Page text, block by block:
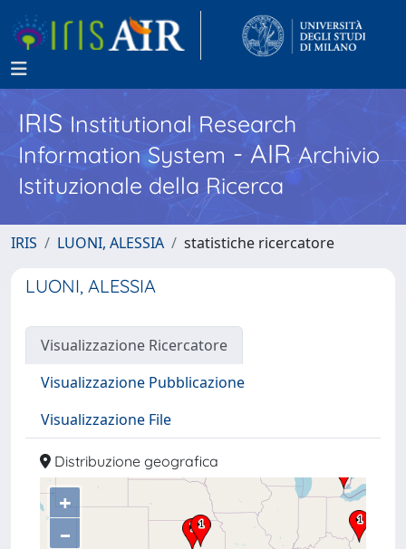
IRISInstitutional Research
Information System - AIR Archivio
Istituzionale della Ricerca
IRIS LUONI, ALESSIA statistiche ricercatore
LUONI, ALESSIA
Visualizzazione Ricercatore
Visualizzazione Pubblicazione
Visualizzazione File
Distribuzione geografica
+
–